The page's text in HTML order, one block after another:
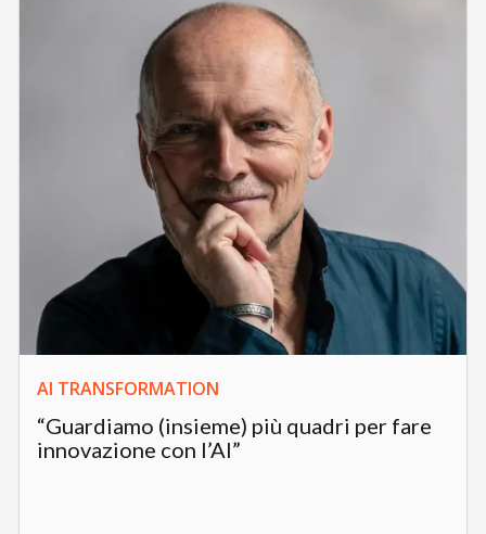
AI TRANSFORMATION
“Guardiamo (insieme) più quadri per fare
innovazione con l’AI”